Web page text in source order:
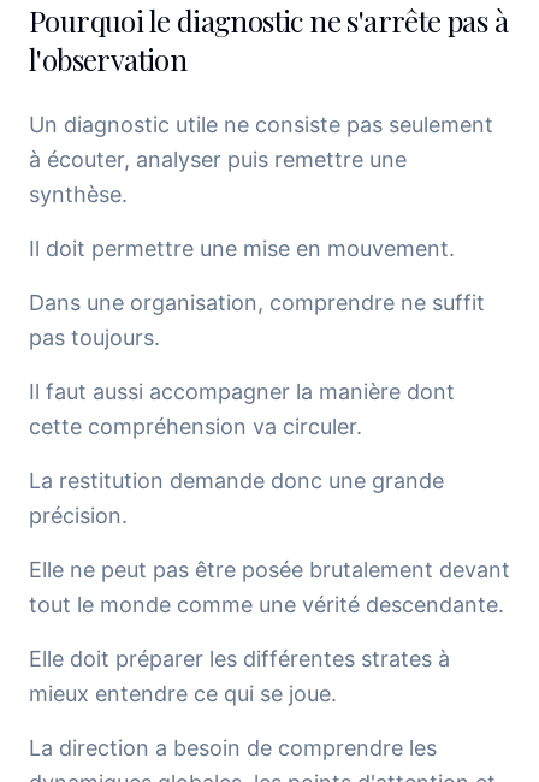
Pourquoi le diagnostic ne s'arrête pas à
l'observation
Un diagnostic utile ne consiste pas seulement
à écouter, analyser puis remettre une
synthèse.
Il doit permettre une mise en mouvement.
Dans une organisation, comprendre ne suffit
pas toujours.
Il faut aussi accompagner la manière dont
cette compréhension va circuler.
La restitution demande donc une grande
précision.
Elle ne peut pas être posée brutalement devant
tout le monde comme une vérité descendante.
Elle doit préparer les différentes strates à
mieux entendre ce qui se joue.
La direction a besoin de comprendre les